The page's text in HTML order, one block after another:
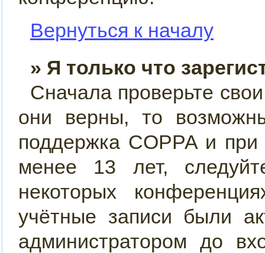
Вернуться к началу
» Я только что
Сначала проверьте
они верны, то
поддержка COPPA и
менее 13 лет,
некоторых
учётные записи были
администратором до